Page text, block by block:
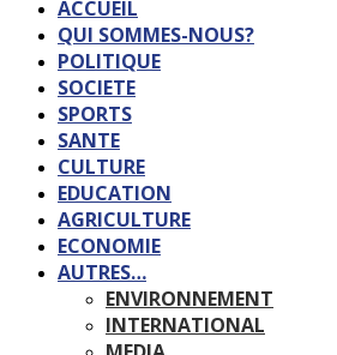
ACCUEIL
QUI SOMMES-NOUS?
POLITIQUE
SOCIETE
SPORTS
SANTE
CULTURE
EDUCATION
AGRICULTURE
ECONOMIE
AUTRES…
ENVIRONNEMENT
INTERNATIONAL